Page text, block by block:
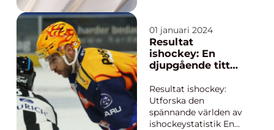
omfattande guide om
padel regler singel.
Om du är ny på
padelsporten eller
uppfriskning är du på
rätt plats. Här
kommer vi att ...
01 januari 2024
Resultat
ishockey: En
djupgående titt
variationer och
historik
Resultat ishockey:
Utforska den
spännande världen av
ishockeystatistik En